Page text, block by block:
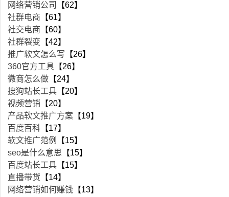
网络营销公司
【62】
社群电商 【61】
社交电商 【60】
社群裂变 【42】
推广软文怎么写 【26】
360官方工具 【26】
微商怎么做 【24】
搜狗站长工具 【20】
视频营销 【20】
产品软文推广方案 【19】
百度百科 【17】
软文推广范例
【15】
seo是什么意思 【15】
百度站长工具 【15】
直播带货 【14】
网络营销如何赚钱 【13】